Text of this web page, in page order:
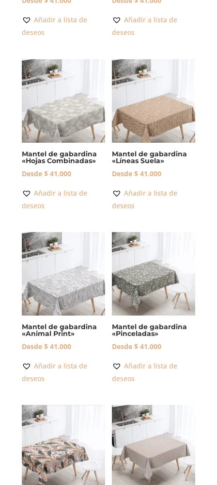
Añadir a lista de
deseos
Añadir a lista de
deseos
Mantel de gabardina
«Hojas Combinadas»
Desde $41.000
Añadir a lista de
deseos
Mantel de gabardina
«Líneas Suela»
Desde $ 41.000
Añadir a lista de
deseos
Mantel de gabardina
«Animal Print»
Desde $41.000
Añadir a lista de
deseos
Mantel de gabardina
«Pinceladas»
Desde $ 41.000
Añadir a lista de
deseos